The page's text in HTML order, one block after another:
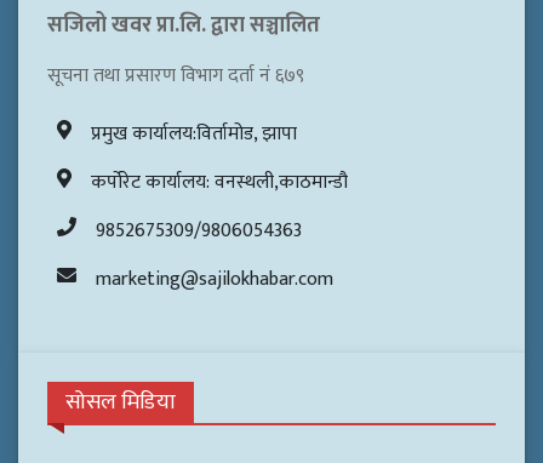
सजिलो खवर प्रा.लि. द्वारा सञ्चालित
सूचना तथा प्रसारण विभाग दर्ता नं ६७९
प्रमुख कार्यालय:विर्तामोड, झापा
कर्पोरेट कार्यालय: वनस्थली,काठमान्डौ
9852675309/9806054363
marketing@sajilokhabar.com
सोसल मिडिया